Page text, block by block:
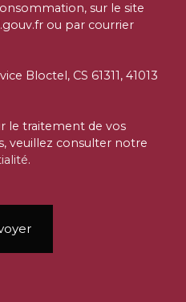
sur le site
ou par courrier
Bloctel, CS 61311, 41013
le traitement de vos
veuillez consulter notre
.